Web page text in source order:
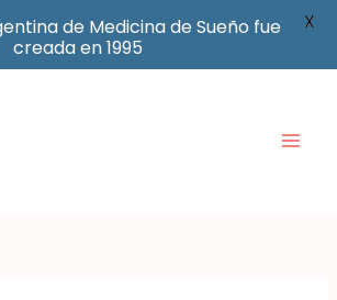
de Medicina de Sueño fue
creada en 1995
X